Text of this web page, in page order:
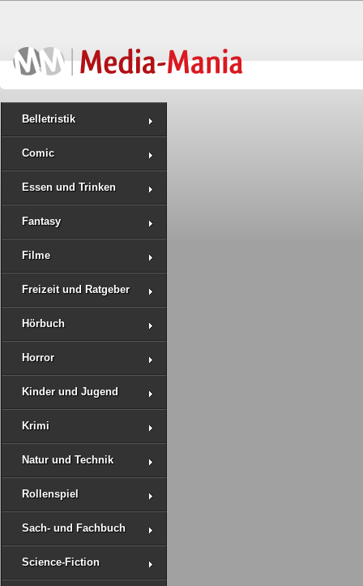
Belletristik
Comic
Essen und Trinken
Fantasy
Filme
Freizeit und Ratgeber
Hörbuch
Horror
Kinder und Jugend
Krimi
Natur und Technik
Rollenspiel
Sach- und Fachbuch
Science-Fiction